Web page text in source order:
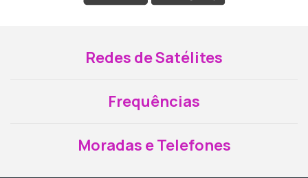
Redes de Satélites
Frequências
Moradas e Telefones